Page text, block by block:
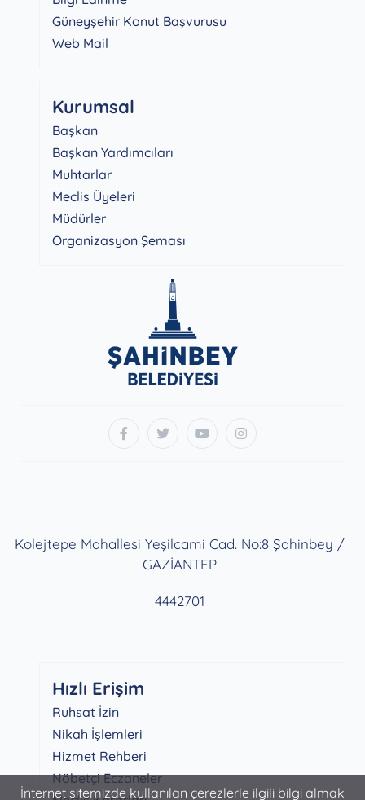
İnternet sitemizde kullanılan çerezlerle ilgili bilgi almak
Güneyşehir Konut Başvurusu
Web Mail
Kurumsal
Başkan
Başkan Yardımcıları
Muhtarlar
Meclis Üyeleri
Müdürler
Organizasyon Şeması
Kolejtepe Mahallesi Yeşilcami Cad. No:8 Şahinbey /
GAZİANTEP
4442701
Hızlı Erişim
Ruhsat İzin
Nikah İşlemleri
Hizmet Rehberi
Nöbetçi Eczaneler